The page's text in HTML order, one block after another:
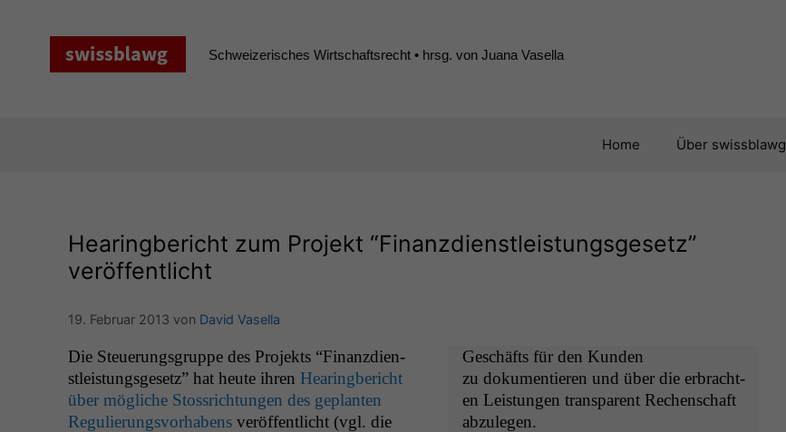
Schweizerisches Wirtschaftsrecht • hrsg. von Juana Vasella
Home Über swissblawg
Hearingbericht zum Projekt “Finanzdienstleistungsgesetz”
veröffentlicht
19. Februar 2013 von David Vasella
Die Steuerungs­gruppe des Pro­jek­ts “Finanz­di­en­
stleis­tungs­ge­setz” hat heute ihren Hear­ing­bericht
über mögliche Stoss­rich­tun­gen des geplanten
Reg­ulierungsvorhabensveröf­fentlicht (vgl. die
Geschäfts für den Kunden
zu doku­men­tieren und über die erbracht­
en Leis­tun­gen trans­par­ent Rechen­schaft
abzulegen.